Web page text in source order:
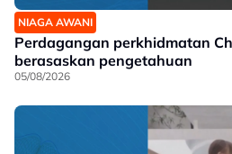
NIAGA AWANI
Perdagangan perkhidmatan
berasaskan pengetahuan
05/08/2026